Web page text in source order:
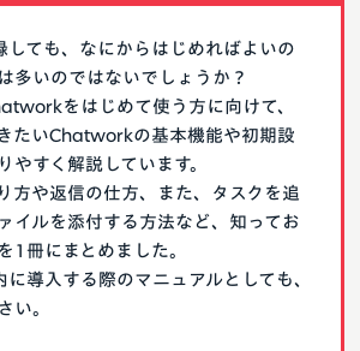
ても、なにからはじめればよいの
多いのではないでしょうか？
をはじめて使う方に向けて、
たいChatworkの基本機能や初期設
やすく解説しています。
方や返信の仕方、また、タスクを追
イルを添付する方法など、知ってお
1冊にまとめました。
導入する際のマニュアルとしても、
い。